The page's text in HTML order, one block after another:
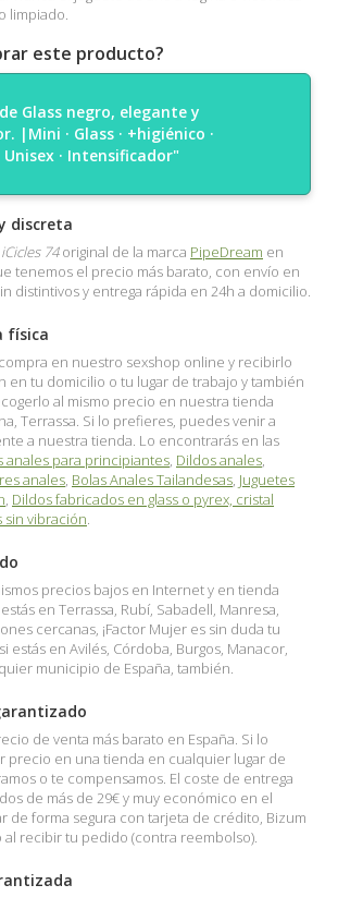
limpiado.
este producto?
Glass negro, elegante y
|Mini · Glass · +higiénico ·
Unisex · Intensificador"
discreta
74original de la marca PipeDream en
tenemos el precio más barato, con envío en
distintivos y entrega rápida en 24h a domicilio.
física
en nuestro sexshop online y recibirlo
en tu domicilio o tu lugar de trabajo y también
al mismo precio en nuestra tienda
Terrassa. Si lo prefieres, puedes venir a
a nuestra tienda. Lo encontrarás en las
anales para principiantes, Dildos anales,
anales, Bolas Anales Tailandesas, Juguetes
, Dildos fabricados en glass o pyrex, cristal
sin vibración.
precios bajos en Internet y en tienda
en Terrassa, Rubí, Sabadell, Manresa,
cercanas, ¡Factor Mujer es sin duda tu
estás en Avilés, Córdoba, Burgos, Manacor,
municipio de España, también.
de venta más barato en España. Si lo
precio en una tienda en cualquier lugar de
o te compensamos. El coste de entrega
de más de 29€ y muy económico en el
de forma segura con tarjeta de crédito, Bizum
al recibir tu pedido (contra reembolso).